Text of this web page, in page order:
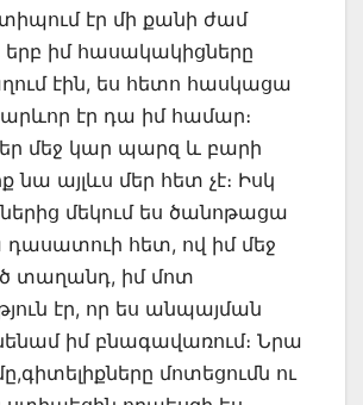
էր մի քանի ժամ
իմ հասակակիցները
էին, ես հետո հասկացա
էր դա իմ համար։
մեր մեջ կար պարզ և բարի
նա այլևս մեր հետ չէ։ Իսկ
մեկում ես ծանոթացա
հետ, ով իմ մեջ
տաղանդ, իմ մոտ
էր, որ ես անպայման
իմ բնագավառում։ Նրա
մոտեցումն ու